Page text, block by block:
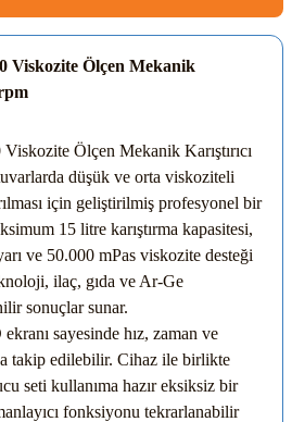
Viskozite Ölçen Mekanik
Ölçen Mekanik Karıştırıcı
düşük ve orta viskoziteli
için geliştirilmiş profesyonel bir
15 litre karıştırma kapasitesi,
ve 50.000 mPas viskozite desteği
ilaç, gıda ve Ar-Ge
sonuçlar sunar.
sayesinde hız, zaman ve
takip edilebilir. Cihaz ile birlikte
seti kullanıma hazır eksiksiz bir
fonksiyonu tekrarlanabilir